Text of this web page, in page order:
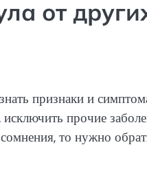
от
признаки и
прочие
то нужно